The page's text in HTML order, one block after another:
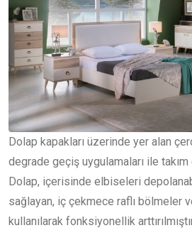
Dolap kapakları üzerinde yer alan
degrade geçiş uygulamaları ile takım
Dolap, içerisinde elbiseleri
sağlayan, iç çekmece raflı bölmeler
kullanılarak fonksiyonellik